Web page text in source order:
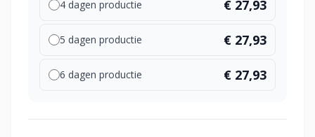
4 dagen productie € 27,93
5 dagen productie € 27,93
6 dagen productie € 27,93